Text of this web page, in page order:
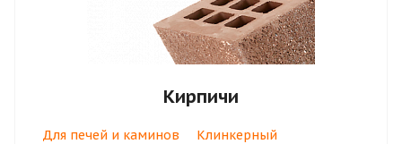
Кирпичи
Для печей и каминов
Клинкерный